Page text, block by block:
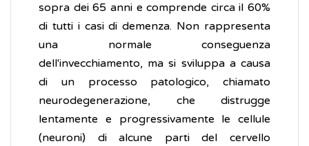
sopra dei 65 anni e comprende circa il 60%
di tutti i casi di demenza. Non rappresenta
una normale conseguenza
dell'invecchiamento, ma si sviluppa a causa
di un processo patologico, chiamato
neurodegenerazione, che distrugge
lentamente e progressivamente le cellule
(neuroni) di alcune parti del cervello